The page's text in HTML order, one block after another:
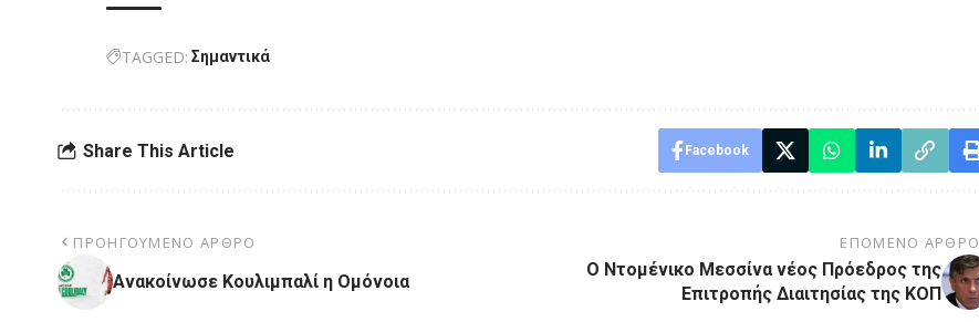
TAGGED: Σημαντικά
Share This Article Facebook
ΠΡΟΗΓΟΎΜΕΝΟ ΆΡΘΡΟ
Ανακοίνωσε Κουλιμπαλί η Ομόνοια
ΕΠΌΜΕΝΟ ΆΡΘΡΟ
Ο Ντομένικο Μεσσίνα νέος Πρόεδρος της
Επιτροπής Διαιτησίας της ΚΟΠ